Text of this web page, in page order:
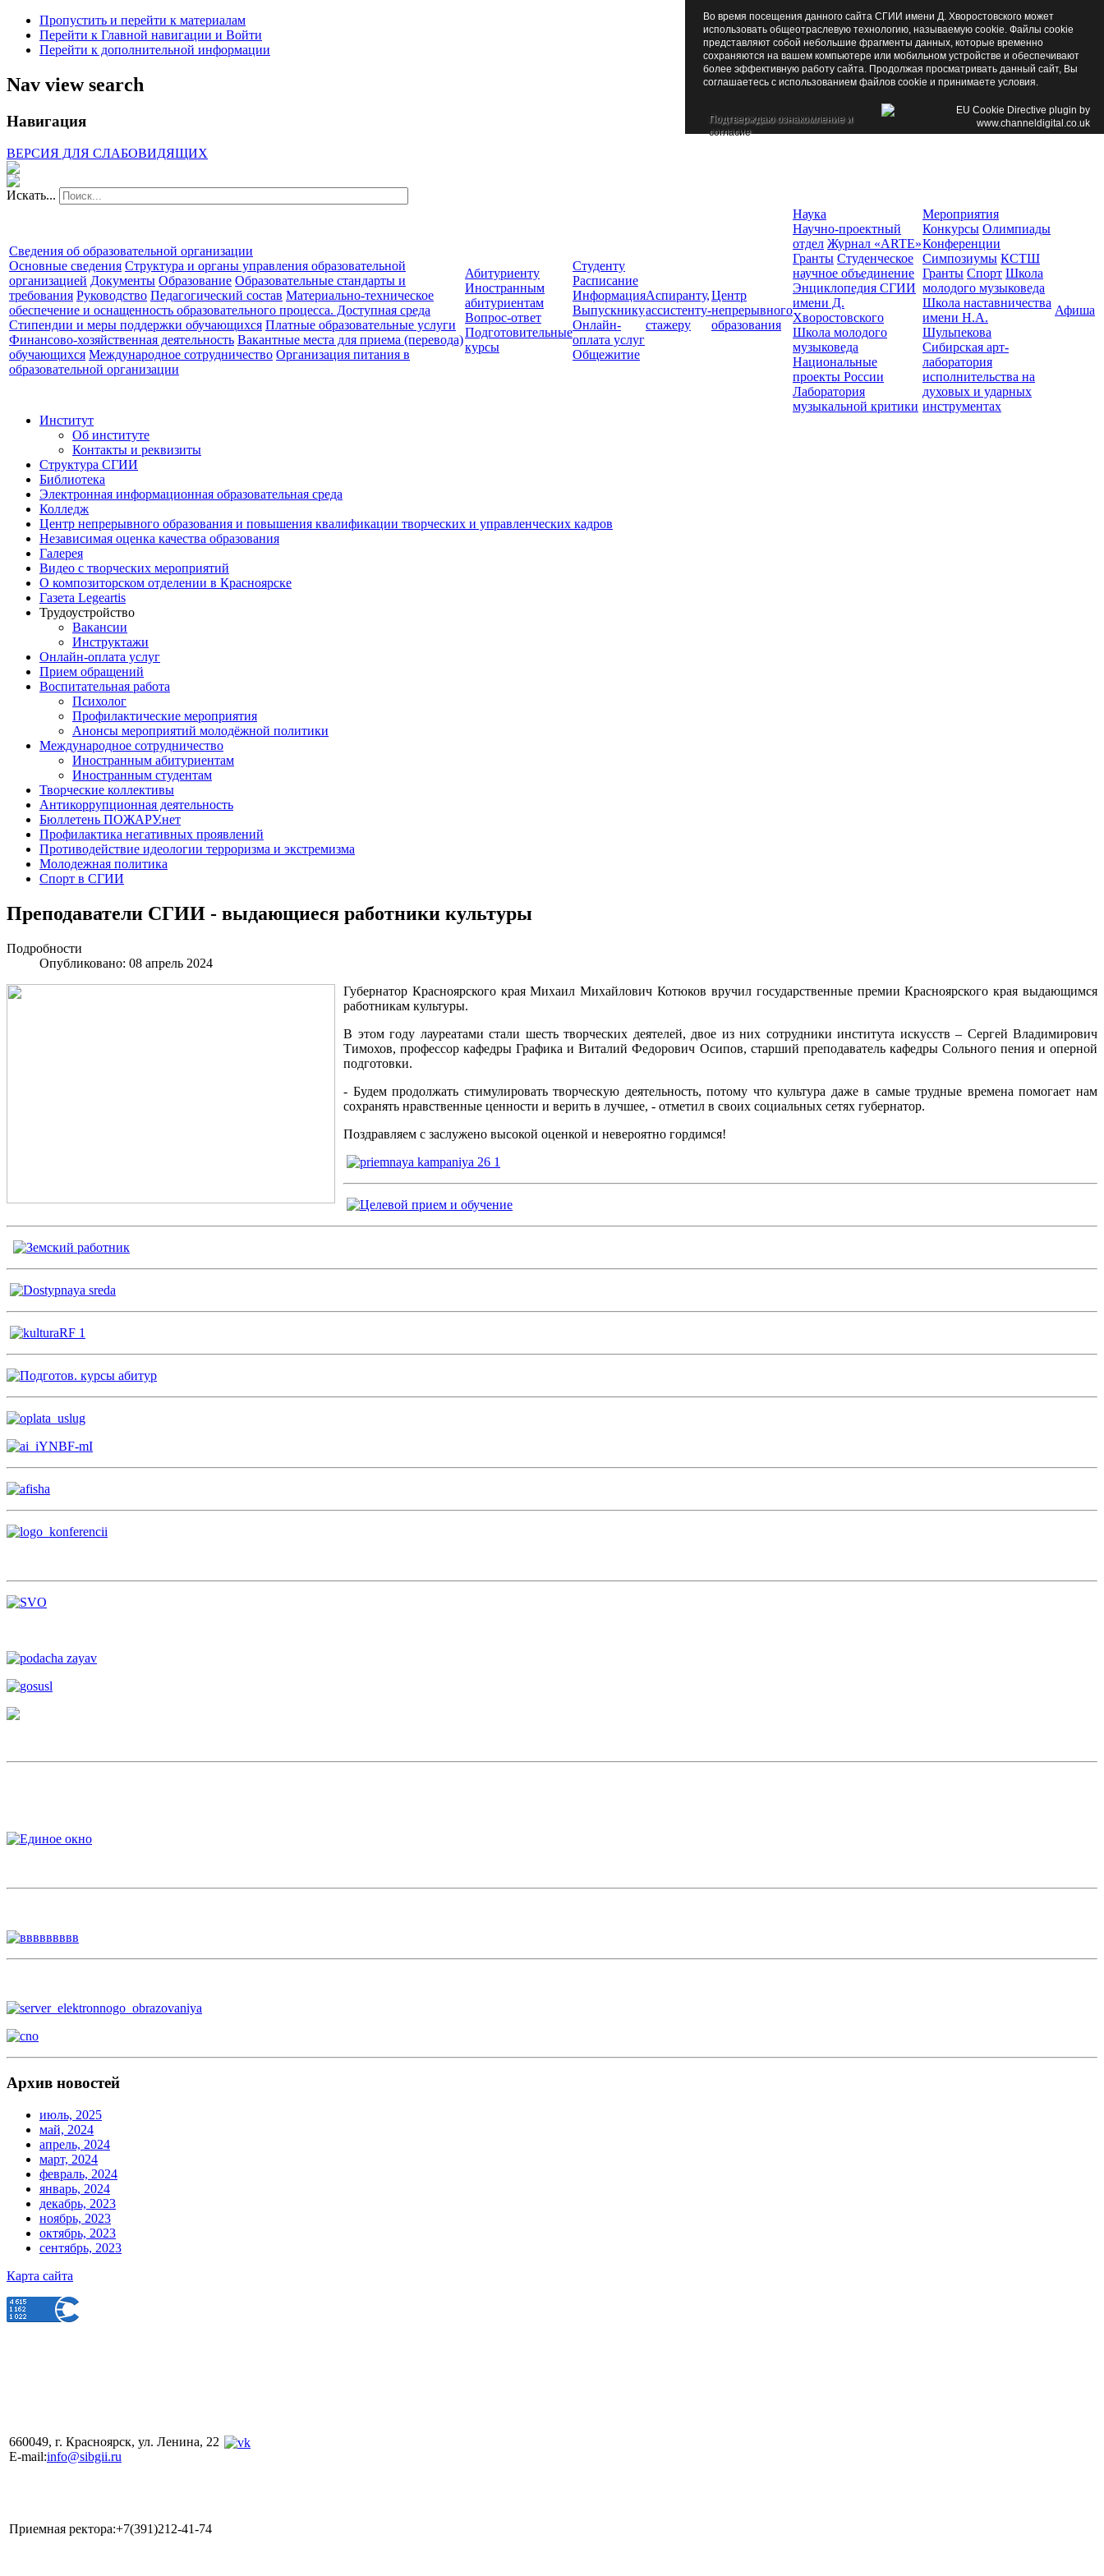
Пропустить и перейти к материалам
Перейти к Главной навигации и Войти
Перейти к дополнительной информации
Nav view search
Навигация
ВЕРСИЯ ДЛЯ СЛАБОВИДЯЩИХ
Искать...
Сведения об образовательной организации
Основные сведения Структура и органы управления образовательной
организацией Документы Образование Образовательные стандарты и
требования Руководство Педагогический состав Материально-техническое
обеспечение и оснащенность образовательного процесса. Доступная среда
Стипендии и меры поддержки обучающихся Платные образовательные услуги
Финансово-хозяйственная деятельность Вакантные места для приема (перевода)
обучающихся Международное сотрудничество Организация питания в
образовательной организации
Абитуриенту
Иностранным
абитуриентам
Вопрос-ответ
Подготовительные
курсы
Студенту
Расписание
Информация
Выпускнику
Онлайн-
оплата услуг
Общежитие
Аспиранту,
ассистенту-
стажеру
Центр
непрерывного
образования
Наука
Научно-проектный
отдел Журнал «ARTE»
Гранты Студенческое
научное объединение
Энциклопедия СГИИ
имени Д.
Хворостовского
Школа молодого
музыковеда
Национальные
проекты России
Лаборатория
музыкальной критики
Мероприятия
Конкурсы Олимпиады
Конференции
Симпозиумы КСТШ
Гранты Спорт Школа
молодого музыковеда
Школа наставничества
имени Н.А.
Шульпекова
Сибирская арт-
лаборатория
исполнительства на
духовых и ударных
инструментах
Афиша
Институт
Об институте
Контакты и реквизиты
Структура СГИИ
Библиотека
Электронная информационная образовательная среда
Колледж
Центр непрерывного образования и повышения квалификации творческих и управленческих кадров
Независимая оценка качества образования
Галерея
Видео с творческих мероприятий
О композиторском отделении в Красноярске
Газета Legeartis
Трудоустройство
Вакансии
Инструктажи
Онлайн-оплата услуг
Прием обращений
Воспитательная работа
Психолог
Профилактические мероприятия
Анонсы мероприятий молодёжной политики
Международное сотрудничество
Иностранным абитуриентам
Иностранным студентам
Творческие коллективы
Антикоррупционная деятельность
Бюллетень ПОЖАРУ.нет
Профилактика негативных проявлений
Противодействие идеологии терроризма и экстремизма
Молодежная политика
Спорт в СГИИ
Преподаватели СГИИ - выдающиеся работники культуры
Подробности
Опубликовано: 08 апрель 2024
Губернатор Красноярского края Михаил Михайлович Котюков вручил государственные премии Красноярского края выдающимся
работникам культуры.
В этом году лауреатами стали шесть творческих деятелей, двое из них сотрудники института искусств – Сергей Владимирович
Тимохов, профессор кафедры Графика и Виталий Федорович Осипов, старший преподаватель кафедры Сольного пения и оперной
подготовки.
- Будем продолжать стимулировать творческую деятельность, потому что культура даже в самые трудные времена помогает нам
сохранять нравственные ценности и верить в лучшее, - отметил в своих социальных сетях губернатор.
Поздравляем с заслужено высокой оценкой и невероятно гордимся!
Архив новостей
июль, 2025
май, 2024
апрель, 2024
март, 2024
февраль, 2024
январь, 2024
декабрь, 2023
ноябрь, 2023
октябрь, 2023
сентябрь, 2023
Карта сайта
660049, г. Красноярск, ул. Ленина, 22
E-mail:info@sibgii.ru
Приемная ректора:+7(391)212-41-74
Во время посещения данного сайта СГИИ имени Д. Хворостовского может
использовать общеотраслевую технологию, называемую cookie. Файлы cookie
представляют собой небольшие фрагменты данных, которые временно
сохраняются на вашем компьютере или мобильном устройстве и обеспечивают
более эффективную работу сайта. Продолжая просматривать данный сайт, Вы
соглашаетесь с использованием файлов cookie и принимаете условия.
Подтверждаю ознакомление и
согласие